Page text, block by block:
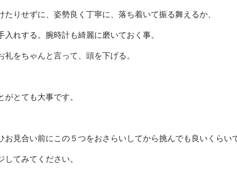
りせずに、姿勢良く丁寧に、落ち着いて振る舞えるか、
れする。腕時計も綺麗に磨いておく事。
をちゃんと言って、頭を下げる。
とても大事です。
見合い前にこの５つをおさらいしてから挑んでも良いくらい
てみてください。